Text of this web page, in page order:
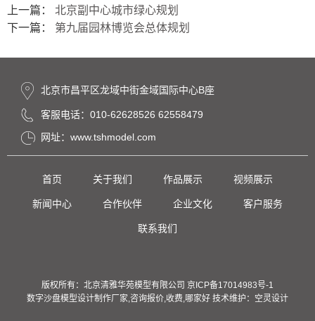
上一篇： 北京副中心城市绿心规划
下一篇： 第九届园林博览会总体规划
北京市昌平区龙域中街金域国际中心B座
客服电话：010-62628526 62558479
网址：www.tshmodel.com
首页 关于我们 作品展示 视频展示
新闻中心 合作伙伴 企业文化 客户服务
联系我们
版权所有：北京清雅华苑模型有限公司 京ICP备17014983号-1
数字沙盘模型设计制作厂家,咨询报价,收费,哪家好 技术维护： 空灵设计